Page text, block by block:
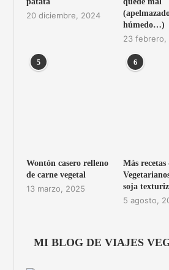
20 diciembre, 2024
húmedo…)
23 febrero,
5
Wontón casero relleno
de carne vegetal
13 marzo, 2025
6
Más recetas
soja
5 agosto,
MI BLOG DE VIAJES